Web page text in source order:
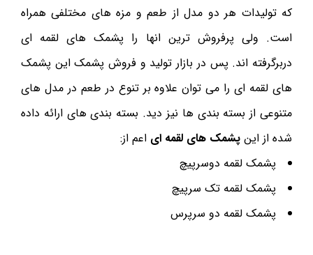
که تولیدات هر دو مدل از طعم و مزه های مختلفی همراه
است. ولی پرفروش ترین انها را پشمک های لقمه ای
دربرگرفته اند. پس در بازار تولید و فروش پشمک این پشمک
های لقمه ای را می توان علاوه بر تنوع در طعم در مدل های
متنوعی از بسته بندی ها نیز دید. بسته بندی های ارائه داده
شده از این پشمک های لقمه ای اعم از:
پشمک لقمه دوسرپیچ
پشمک لقمه تک سرپیچ
پشمک لقمه دو سرپرس